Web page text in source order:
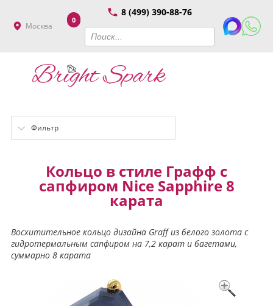
Москва
8 (499) 390-88-76
0
Фильтр
Кольцо в стиле Графф с
сапфиром Nice Sapphire 8
карата
Восхитительное кольцо дизайна Graff из белого золота с
гидротермальным сапфиром на 7,2 карат и багетами,
суммарно 8 карата